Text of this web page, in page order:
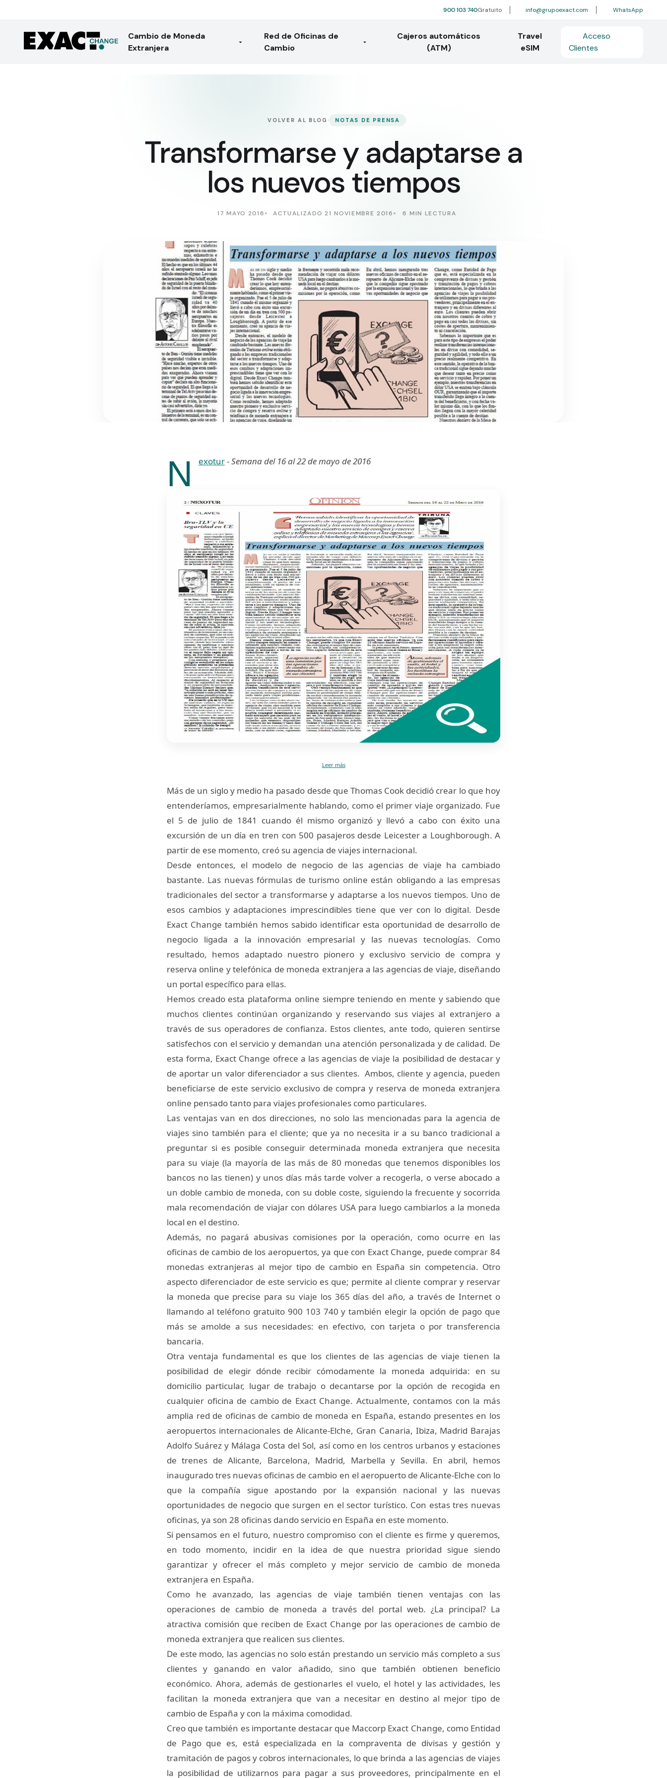
900 103 740Gratuito info@grupoexact.com WhatsApp
Cambio de Moneda
Extranjera
Red de Oficinas de
Cambio
Cajeros automáticos
(ATM)
Travel
eSIM
Acceso
Clientes
VOLVER AL BLOG · NOTAS DE PRENSA
Transformarse y adaptarse a
los nuevos tiempos
17 MAYO 2016 ACTUALIZADO 21 NOVIEMBRE 2016 6 MIN LECTURA
N exotur-Semana del 16 al 22 de mayo de 2016
Leer más
Más de un siglo y medio ha pasado desde que Thomas Cook decidió crear lo que hoy
entenderíamos, empresarialmente hablando, como el primer viaje organizado. Fue
el 5 de julio de 1841 cuando él mismo organizó y llevó a cabo con éxito una
excursión de un día en tren con 500 pasajeros desde Leicester a Loughborough. A
partir de ese momento, creó su agencia de viajes internacional.
Desde entonces, el modelo de negocio de las agencias de viaje ha cambiado
bastante. Las nuevas fórmulas de turismo online están obligando a las empresas
tradicionales del sector a transformarse y adaptarse a los nuevos tiempos. Uno de
esos cambios y adaptaciones imprescindibles tiene que ver con lo digital. Desde
Exact Change también hemos sabido identificar esta oportunidad de desarrollo de
negocio ligada a la innovación empresarial y las nuevas tecnologías. Como
resultado, hemos adaptado nuestro pionero y exclusivo servicio de compra y
reserva online y telefónica de moneda extranjera a las agencias de viaje, diseñando
un portal específico para ellas.
Hemos creado esta plataforma online siempre teniendo en mente y sabiendo que
muchos clientes continúan organizando y reservando sus viajes al extranjero a
través de sus operadores de confianza. Estos clientes, ante todo, quieren sentirse
satisfechos con el servicio y demandan una atención personalizada y de calidad. De
esta forma, Exact Change ofrece a las agencias de viaje la posibilidad de destacar y
de aportar un valor diferenciador a sus clientes. Ambos, cliente y agencia, pueden
beneficiarse de este servicio exclusivo de compra y reserva de moneda extranjera
online pensado tanto para viajes profesionales como particulares.
Las ventajas van en dos direcciones, no solo las mencionadas para la agencia de
viajes sino también para el cliente; que ya no necesita ir a su banco tradicional a
preguntar si es posible conseguir determinada moneda extranjera que necesita
para su viaje (la mayoría de las más de 80 monedas que tenemos disponibles los
bancos no las tienen) y unos días más tarde volver a recogerla, o verse abocado a
un doble cambio de moneda, con su doble coste, siguiendo la frecuente y socorrida
mala recomendación de viajar con dólares USA para luego cambiarlos a la moneda
local en el destino.
Además, no pagará abusivas comisiones por la operación, como ocurre en las
oficinas de cambio de los aeropuertos, ya que con Exact Change, puede comprar 84
monedas extranjeras al mejor tipo de cambio en España sin competencia. Otro
aspecto diferenciador de este servicio es que; permite al cliente comprar y reservar
la moneda que precise para su viaje los 365 días del año, a través de Internet o
llamando al teléfono gratuito 900 103 740 y también elegir la opción de pago que
más se amolde a sus necesidades: en efectivo, con tarjeta o por transferencia
bancaria.
Otra ventaja fundamental es que los clientes de las agencias de viaje tienen la
posibilidad de elegir dónde recibir cómodamente la moneda adquirida: en su
domicilio particular, lugar de trabajo o decantarse por la opción de recogida en
cualquier oficina de cambio de Exact Change. Actualmente, contamos con la más
amplia red de oficinas de cambio de moneda en España, estando presentes en los
aeropuertos internacionales de Alicante-Elche, Gran Canaria, Ibiza, Madrid Barajas
Adolfo Suárez y Málaga Costa del Sol, así como en los centros urbanos y estaciones
de trenes de Alicante, Barcelona, Madrid, Marbella y Sevilla. En abril, hemos
inaugurado tres nuevas oficinas de cambio en el aeropuerto de Alicante-Elche con lo
que la compañía sigue apostando por la expansión nacional y las nuevas
oportunidades de negocio que surgen en el sector turístico. Con estas tres nuevas
oficinas, ya son 28 oficinas dando servicio en España en este momento.
Si pensamos en el futuro, nuestro compromiso con el cliente es firme y queremos,
en todo momento, incidir en la idea de que nuestra prioridad sigue siendo
garantizar y ofrecer el más completo y mejor servicio de cambio de moneda
extranjera en España.
Como he avanzado, las agencias de viaje también tienen ventajas con las
operaciones de cambio de moneda a través del portal web. ¿La principal? La
atractiva comisión que reciben de Exact Change por las operaciones de cambio de
moneda extranjera que realicen sus clientes.
De este modo, las agencias no solo están prestando un servicio más completo a sus
clientes y ganando en valor añadido, sino que también obtienen beneficio
económico. Ahora, además de gestionarles el vuelo, el hotel y las actividades, les
facilitan la moneda extranjera que van a necesitar en destino al mejor tipo de
cambio de España y con la máxima comodidad.
Creo que también es importante destacar que Maccorp Exact Change, como Entidad
de Pago que es, está especializada en la compraventa de divisas y gestión y
tramitación de pagos y cobros internacionales, lo que brinda a las agencias de viajes
la posibilidad de utilizarnos para pagar a sus proveedores, principalmente en el